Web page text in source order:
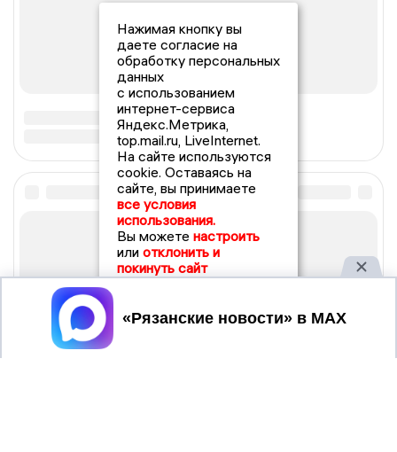
Нажимая кнопку вы
даете согласие на
обработку персональных
данных
с использованием
интернет-сервиса
Яндекс.Метрика,
top.mail.ru, LiveInternet.
На сайте используются
cookie. Оставаясь на
сайте, вы принимаете
все условия
использования.
Вы можете настроить
или отклонить и
покинуть сайт
Принять